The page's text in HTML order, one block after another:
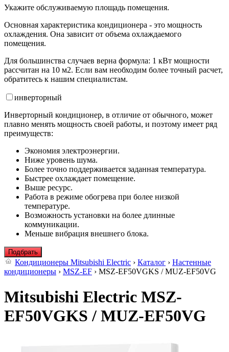
Укажите обслуживаемую площадь помещения.
Основная характеристика кондиционера - это мощность
охлаждения. Она зависит от объема охлаждаемого
помещения.
Для большинства случаев верна формула: 1 кВт мощности
рассчитан на 10 м2. Если вам необходим более точный расчет,
обратитесь к нашим специалистам.
инверторный
Инверторный кондиционер, в отличие от обычного, может
плавно менять мощность своей работы, и поэтому имеет ряд
преимуществ:
Экономия электроэнергии.
Ниже уровень шума.
Более точно поддерживается заданная температура.
Быстрее охлаждает помещение.
Выше ресурс.
Работа в режиме обогрева при более низкой
температуре.
Возможность установки на более длинные
коммуникации.
Меньше вибрация внешнего блока.
Подбрать
Кондиционеры Mitsubishi Electric › Каталог › Настенные
кондиционеры › MSZ-EF › MSZ-EF50VGKS / MUZ-EF50VG
Mitsubishi Electric MSZ-
EF50VGKS / MUZ-EF50VG